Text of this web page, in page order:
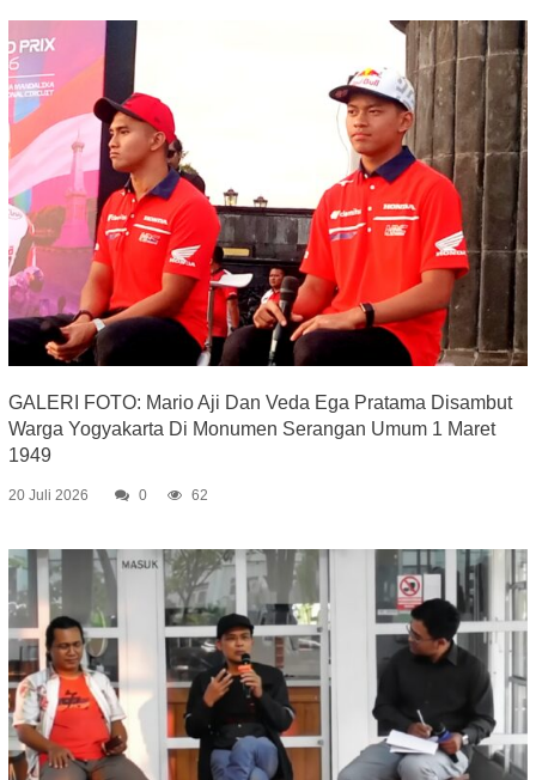
GALERI FOTO: Mario Aji Dan Veda Ega Pratama Disambut
Warga Yogyakarta Di Monumen Serangan Umum 1 Maret
1949
20 Juli 2026 0 62